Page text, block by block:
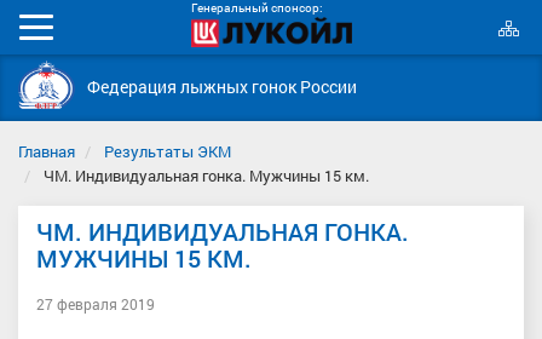
Генеральный спонсор:
Мобильное
меню
Федерация лыжных гонок России
Главная
Результаты ЭКМ
ЧМ. Индивидуальная гонка. Мужчины 15 км.
ЧМ. ИНДИВИДУАЛЬНАЯ ГОНКА.
МУЖЧИНЫ 15 КМ.
27 февраля 2019